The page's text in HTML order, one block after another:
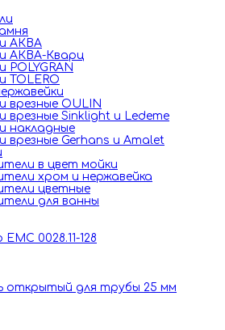
АКВА
АКВА-Кварц
POLYGRAN
TOLERO
врезные OULIN
врезные Sinklight и Ledeme
накладные
врезные Gerhans и Amalet
в цвет мойки
хром и нержавейка
цветные
для ванны
ЕМС 0028.11-128
открытый для трубы 25 мм